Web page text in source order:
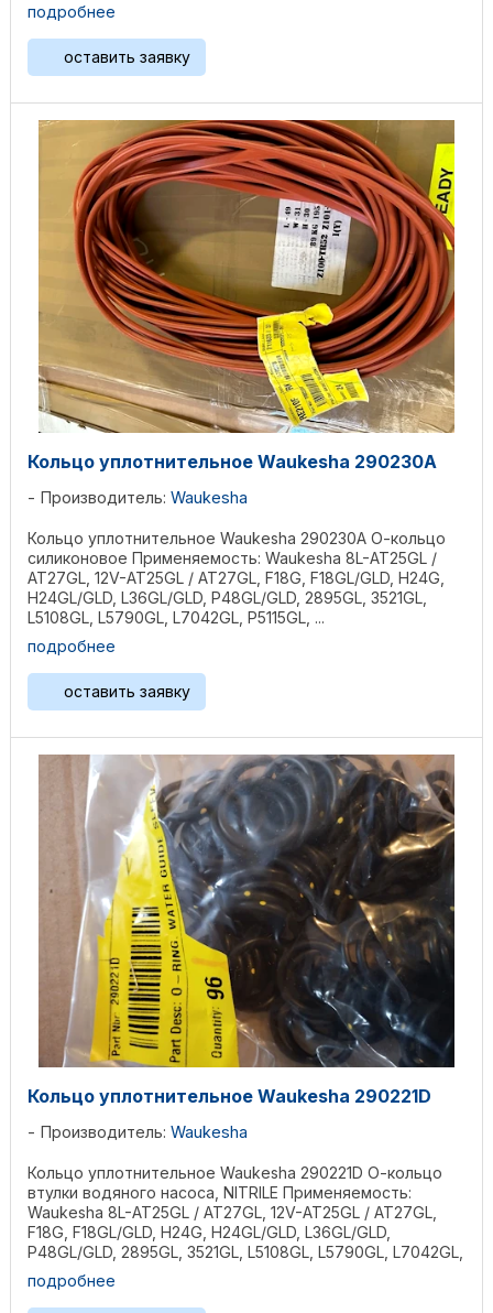
подробнее
оставить заявку
Кольцо уплотнительное Waukesha 290230A
Производитель: Waukesha
Кольцо уплотнительное Waukesha 290230A О-кольцо
силиконовое Применяемость: Waukesha 8L-AT25GL /
AT27GL, 12V-AT25GL / AT27GL, F18G, F18GL/GLD, H24G,
H24GL/GLD, L36GL/GLD, P48GL/GLD, 2895GL, 3521GL,
L5108GL, L5790GL, L7042GL, P5115GL, ...
подробнее
оставить заявку
Кольцо уплотнительное Waukesha 290221D
Производитель: Waukesha
Кольцо уплотнительное Waukesha 290221D О-кольцо
втулки водяного насоса, NITRILE Применяемость:
Waukesha 8L-AT25GL / AT27GL, 12V-AT25GL / AT27GL,
F18G, F18GL/GLD, H24G, H24GL/GLD, L36GL/GLD,
P48GL/GLD, 2895GL, 3521GL, L5108GL, L5790GL, L7042GL,
подробнее